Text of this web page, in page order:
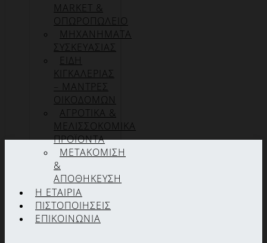
MARKET &
ΟΠΩΡΟΠΩΛΕΙΟ
ΜΗΧΑΝΗΜΑΤΑ
ΣΥΣΚΕΥΑΣΙΑΣ
ΕΙΔΗ
ΚΙΓΚΑΛΕΡΙΑΣ
– ΜΑΝΤΡΕΣ
ΟΙΚΟΔΟΜΩΝ
ΑΓΡΟΤΙΚΑ &
ΜΕΛΙΣΣΟΚΟΜΙΚΑ
ΠΡΟΪΟΝΤΑ
ΜΕΤΑΚΟΜΙΣΗ
&
ΑΠΟΘΗΚΕΥΣΗ
Η ΕΤΑΙΡΊΑ
ΠΙΣΤΟΠΟΙΉΣΕΙΣ
ΕΠΙΚΟΙΝΩΝΊΑ